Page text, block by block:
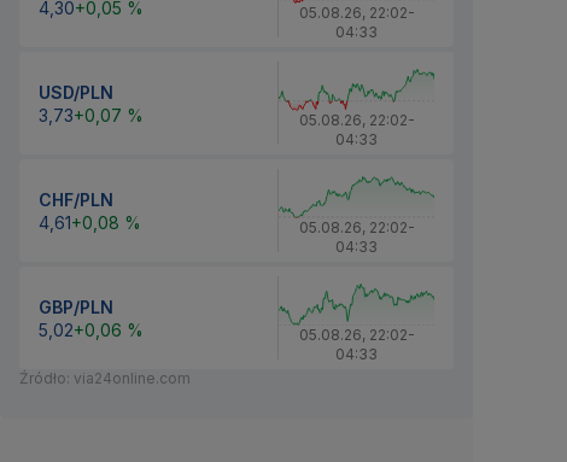
4,30+0,05 % 05.08.26, 22:02-
04:33
USD/PLN
3,73+0,07 % 05.08.26, 22:02-
04:33
CHF/PLN
4,61+0,08 % 05.08.26, 22:02-
04:33
GBP/PLN
5,02+0,06 % 05.08.26, 22:02-
04:33
Źródło: via24online.com